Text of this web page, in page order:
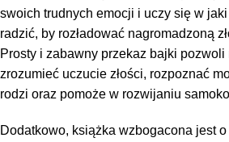
swoich trudnych emocji i uczy się w
radzić, by rozładować nagromadzoną
Prosty i zabawny przekaz bajki pozwoli
zrozumieć uczucie złości, rozpoznać
rodzi oraz pomoże w rozwijaniu
Dodatkowo, książka wzbogacona jest